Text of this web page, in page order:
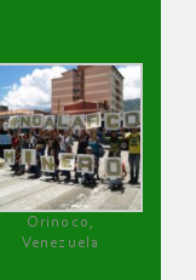
Orinoco,
Venezuela